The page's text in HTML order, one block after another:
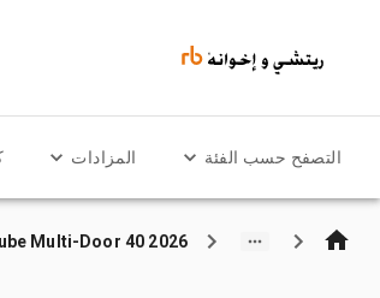
التصفح حسب الفئة المزادات
2026 40 ft High Cube Multi-Door حاويات تخزين